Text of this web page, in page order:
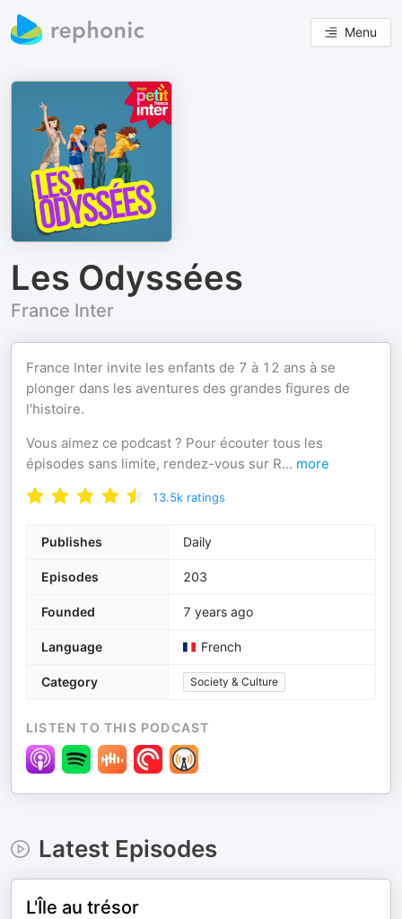
Menu
Les Odyssées
France Inter
France Inter invite les enfants de 7 à 12 ans à se
plonger dans les aventures des grandes figures de
l'histoire.
Vous aimez ce podcast ? Pour écouter tous les
épisodes sans limite, rendez-vous sur R... more
13.5k ratings
Publishes Daily
Episodes 203
Founded 7 years ago
Language French
Category Society & Culture
LISTEN TO THIS PODCAST
Latest Episodes
L'Île au trésor